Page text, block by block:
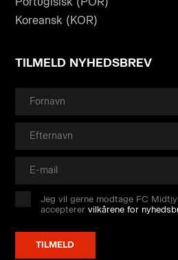
Koreansk (KOR)
TILMELD NYHEDSBREV
Jeg vil gerne modtage FC
accepterervilkårene for